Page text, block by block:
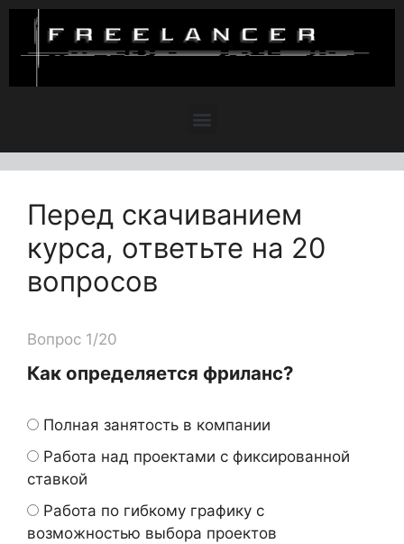
Перед скачиванием
курса, ответьте на 20
вопросов
Вопрос 1/20
Как определяется фриланс?
Полная занятость в компании
Работа над проектами с фиксированной
ставкой
Работа по гибкому графику с
возможностью выбора проектов